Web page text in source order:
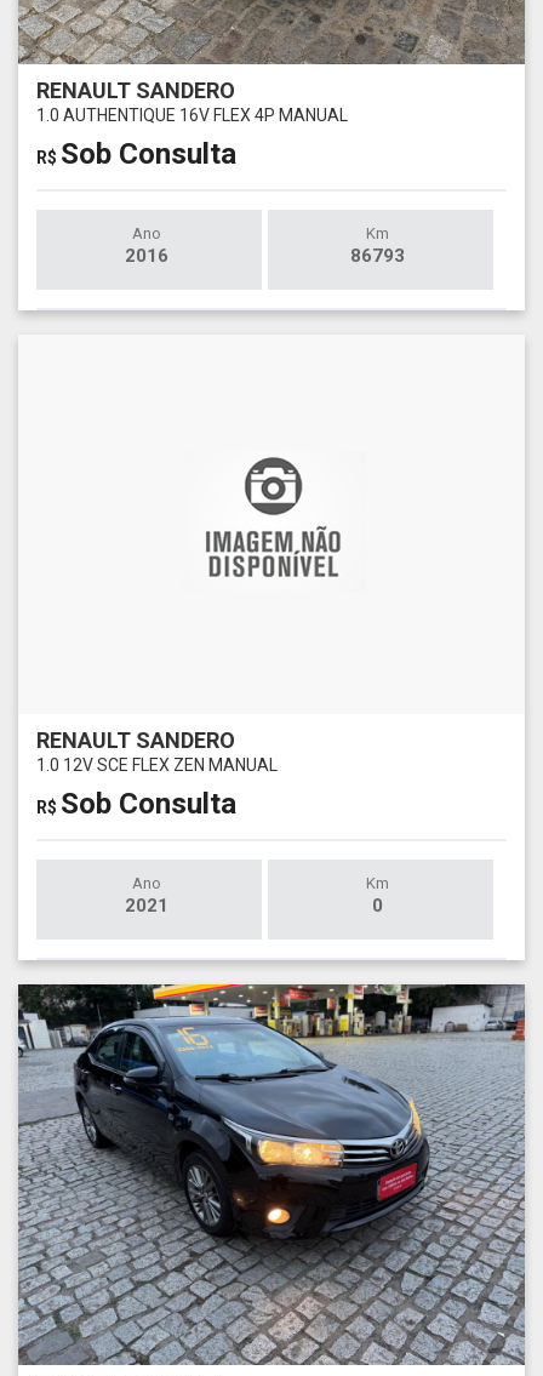
RENAULT SANDERO
1.0 AUTHENTIQUE 16V FLEX 4P MANUAL
R$ Sob Consulta
Ano
2016
Km
86793
RENAULT SANDERO
1.0 12V SCE FLEX ZEN MANUAL
R$ Sob Consulta
Ano
2021
Km
0